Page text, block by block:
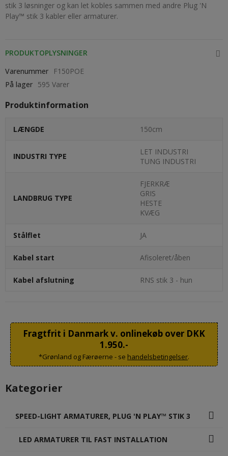
stik 3 løsninger og kan let kobles sammen med andre Plug 'N
Play™ stik 3 kabler eller armaturer.
PRODUKTOPLYSNINGER
Varenummer
F150POE
På lager 595 Varer
Produktinformation
LÆNGDE 150cm
INDUSTRI TYPE
LET INDUSTRI
TUNG INDUSTRI
LANDBRUG TYPE
FJERKRÆ
GRIS
HESTE
KVÆG
Stålflet JA
Kabel start Afisoleret/åben
Kabel afslutning RNS stik 3 - hun
Fragtfrit i Danmark v. onlinekøb over DKK
1.950.-
*Grønland og Færøerne - se handelsbetingelser.
Kategorier
SPEED-LIGHT ARMATURER, PLUG 'N PLAY™ STIK 3
LED ARMATURER TIL FAST INSTALLATION